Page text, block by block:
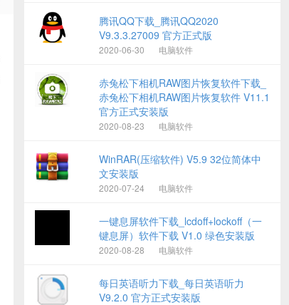
腾讯QQ下载_腾讯QQ2020
V9.3.3.27009 官方正式版
2020-06-30 电脑软件
赤兔松下相机RAW图片恢复软件下载_
赤兔松下相机RAW图片恢复软件 V11.1
官方正式安装版
2020-08-23 电脑软件
WinRAR(压缩软件) V5.9 32位简体中
文安装版
2020-07-24 电脑软件
一键息屏软件下载_lcdoff+lockoff（一
键息屏）软件下载 V1.0 绿色安装版
2020-08-28 电脑软件
每日英语听力下载_每日英语听力
V9.2.0 官方正式安装版